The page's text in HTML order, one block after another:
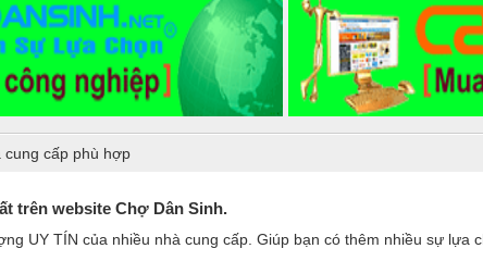
cung cấp phù hợp
trên website Chợ Dân Sinh.
UY TÍN của nhiều nhà cung cấp. Giúp bạn có thêm nhiều sự lựa